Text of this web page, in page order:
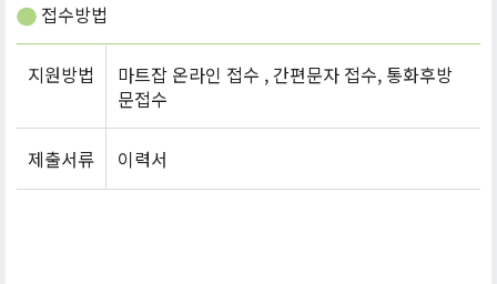
접수방법
지원방법
마트잡 온라인 접수 , 간편문자 접수, 통화후방
문접수
제출서류 이력서